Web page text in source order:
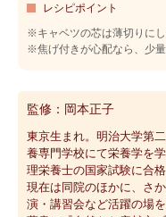
レシピポイント
※キャベツの芯は薄切りにし
※焦げ付きが心配なら、少
監修：岡本正子
東京生まれ。明治大学第
養専門学校にて栄養学を
理栄養士の国家試験に合格
現在は同院のほかに、さ
演・講習会など活躍の場を